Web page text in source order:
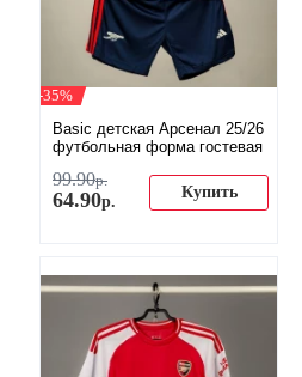
-35%
Basic детская Арсенал 25/26
футбольная форма гостевая
99.90р.
64.90р. Купить